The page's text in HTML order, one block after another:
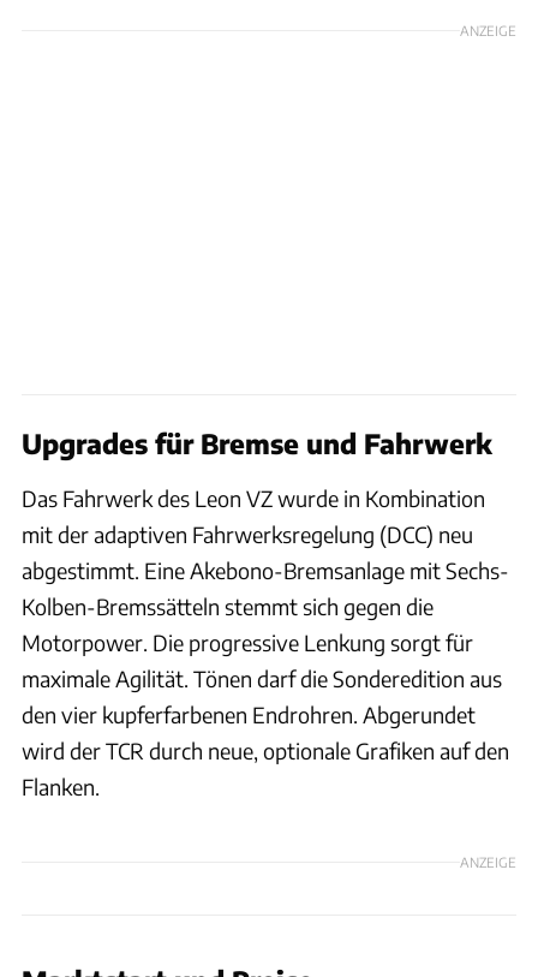
ANZEIGE
Upgrades für Bremse und Fahrwerk
Das Fahrwerk des Leon VZ wurde in Kombination
mit der adaptiven Fahrwerksregelung (DCC) neu
abgestimmt. Eine Akebono-Bremsanlage mit Sechs-
Kolben-Bremssätteln stemmt sich gegen die
Motorpower. Die progressive Lenkung sorgt für
maximale Agilität. Tönen darf die Sonderedition aus
den vier kupferfarbenen Endrohren. Abgerundet
wird der TCR durch neue, optionale Grafiken auf den
Flanken.
ANZEIGE